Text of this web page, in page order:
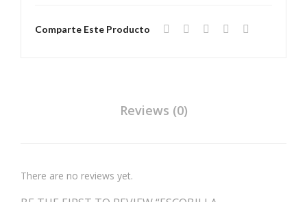
Comparte Este Producto
Reviews (0)
There are no reviews yet.